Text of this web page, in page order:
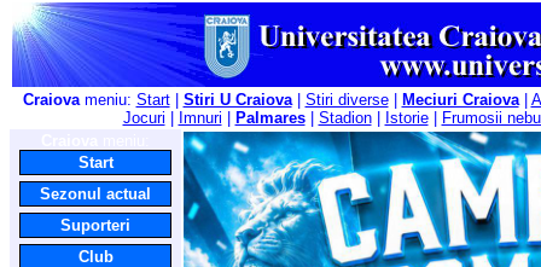
Craiovameniu: Start| Stiri U Craiova| Stiri diverse| Meciuri Craiova|
Jocuri
Imnuri Palmares| Stadion| Istorie|
Frumosii
Start
Sezonul actual
Suporteri
Club